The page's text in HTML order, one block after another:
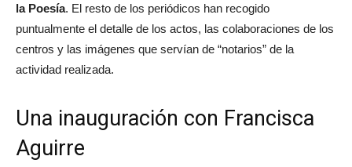
la Poesía. El resto de los periódicos han recogido
puntualmente el detalle de los actos, las colaboraciones de los
centros y las imágenes que servían de “notarios” de la
actividad realizada.
Una inauguración con Francisca
Aguirre